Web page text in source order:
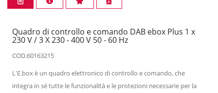
Quadro di controllo e comando DAB ebox Plus 1 x
230 V / 3 X 230 - 400 V 50 - 60 Hz
COD.60163215
L'E.box è un quadro elettronico di controllo e comando, che
integra in sé tutte le funzionalità e le protezioni necessarie per la